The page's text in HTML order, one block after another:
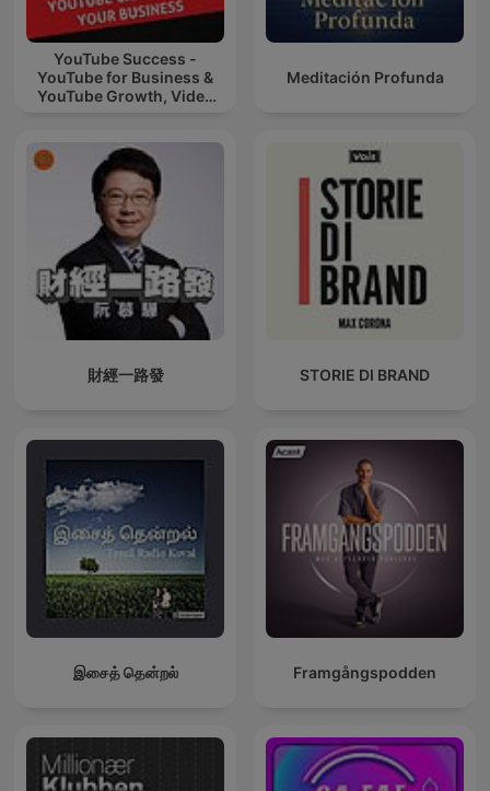
YouTube Success -
YouTube for Business &
YouTube Growth, Video
Meditación Profunda
財經一路發 STORIE DI BRAND
இசைத் தென்றல் Framgångspodden